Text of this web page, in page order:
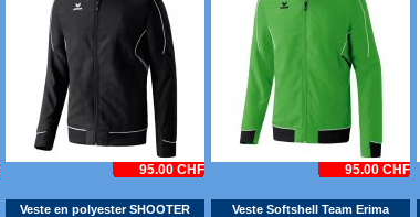
95.00 CHF 95.00 CHF
Veste en polyester SHOOTER
Veste Softshell Team Erima